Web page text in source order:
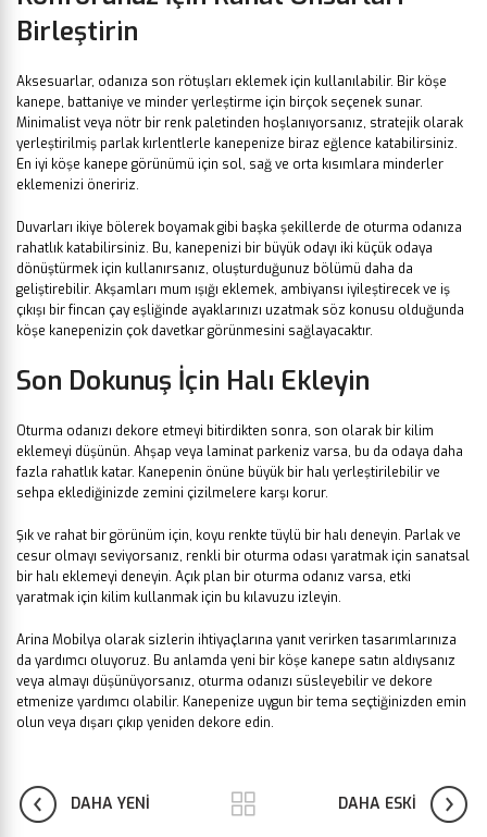
Birleştirin
Aksesuarlar, odanıza son rötuşları eklemek için kullanılabilir. Bir köşe
kanepe, battaniye ve minder yerleştirme için birçok seçenek sunar.
Minimalist veya nötr bir renk paletinden hoşlanıyorsanız, stratejik olarak
yerleştirilmiş parlak kırlentlerle kanepenize biraz eğlence katabilirsiniz.
En iyi köşe kanepe görünümü için sol, sağ ve orta kısımlara minderler
eklemenizi öneririz.
Duvarları ikiye bölerek boyamak gibi başka şekillerde de oturma odanıza
rahatlık katabilirsiniz. Bu, kanepenizi bir büyük odayı iki küçük odaya
dönüştürmek için kullanırsanız, oluşturduğunuz bölümü daha da
geliştirebilir. Akşamları mum ışığı eklemek, ambiyansı iyileştirecek ve iş
çıkışı bir fincan çay eşliğinde ayaklarınızı uzatmak söz konusu olduğunda
köşe kanepenizin çok davetkar görünmesini sağlayacaktır.
Son Dokunuş İçin Halı Ekleyin
Oturma odanızı dekore etmeyi bitirdikten sonra, son olarak bir kilim
eklemeyi düşünün. Ahşap veya laminat parkeniz varsa, bu da odaya daha
fazla rahatlık katar. Kanepenin önüne büyük bir halı yerleştirilebilir ve
sehpa eklediğinizde zemini çizilmelere karşı korur.
Şık ve rahat bir görünüm için, koyu renkte tüylü bir halı deneyin. Parlak ve
cesur olmayı seviyorsanız, renkli bir oturma odası yaratmak için sanatsal
bir halı eklemeyi deneyin. Açık plan bir oturma odanız varsa, etki
yaratmak için kilim kullanmak için bu kılavuzu izleyin.
Arina Mobilya olarak sizlerin ihtiyaçlarına yanıt verirken tasarımlarınıza
da yardımcı oluyoruz. Bu anlamda yeni bir köşe kanepe satın aldıysanız
veya almayı düşünüyorsanız, oturma odanızı süsleyebilir ve dekore
etmenize yardımcı olabilir. Kanepenize uygun bir tema seçtiğinizden emin
olun veya dışarı çıkıp yeniden dekore edin.
DAHA YENI DAHA ESKI